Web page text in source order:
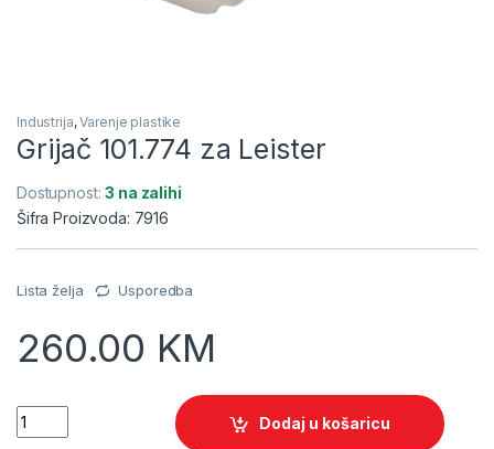
Industrija,Varenje plastike
Grijač 101.774 za Leister
Dostupnost:3 na zalihi
Šifra Proizvoda: 7916
Lista želja Usporedba
260.00 KM
Quantity
Dodaj u košaricu